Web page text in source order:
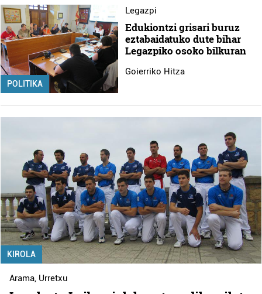
POLITIKA
Legazpi
Edukiontzi grisari buruz
eztabaidatuko dute bihar
Legazpiko osoko bilkuran
Goierriko Hitza
KIROLA
Arama, Urretxu